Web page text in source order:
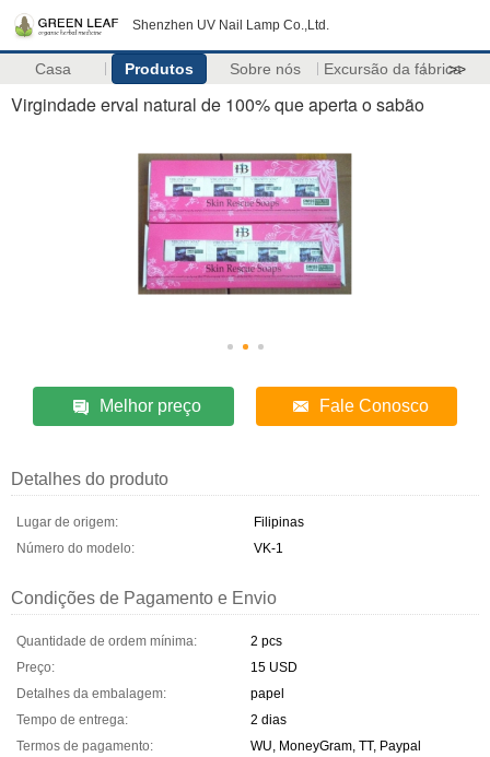
Shenzhen UV Nail Lamp Co.,Ltd.
Casa Produtos Sobre nós Excursão da fábrica
>>
Virgindade erval natural de 100% que aperta o sabão
Melhor preço Fale Conosco
Detalhes do produto
Lugar de origem:
Filipinas
Número do modelo:
VK-1
Condições de Pagamento e Envio
Quantidade de ordem mínima:
2 pcs
Preço:
15 USD
Detalhes da embalagem:
papel
Tempo de entrega:
2 dias
Termos de pagamento:
WU, MoneyGram, TT, Paypal